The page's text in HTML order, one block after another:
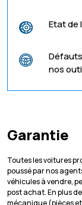
Etat de
nos
Garantie
Toutes les voitures
poussé par nos
véhicules à vendre,
post achat. En plus
mécanique (pièces